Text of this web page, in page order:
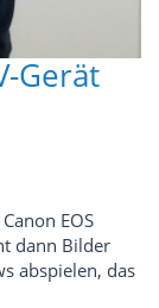
Gerät
EOS
dann Bilder
abspielen, das